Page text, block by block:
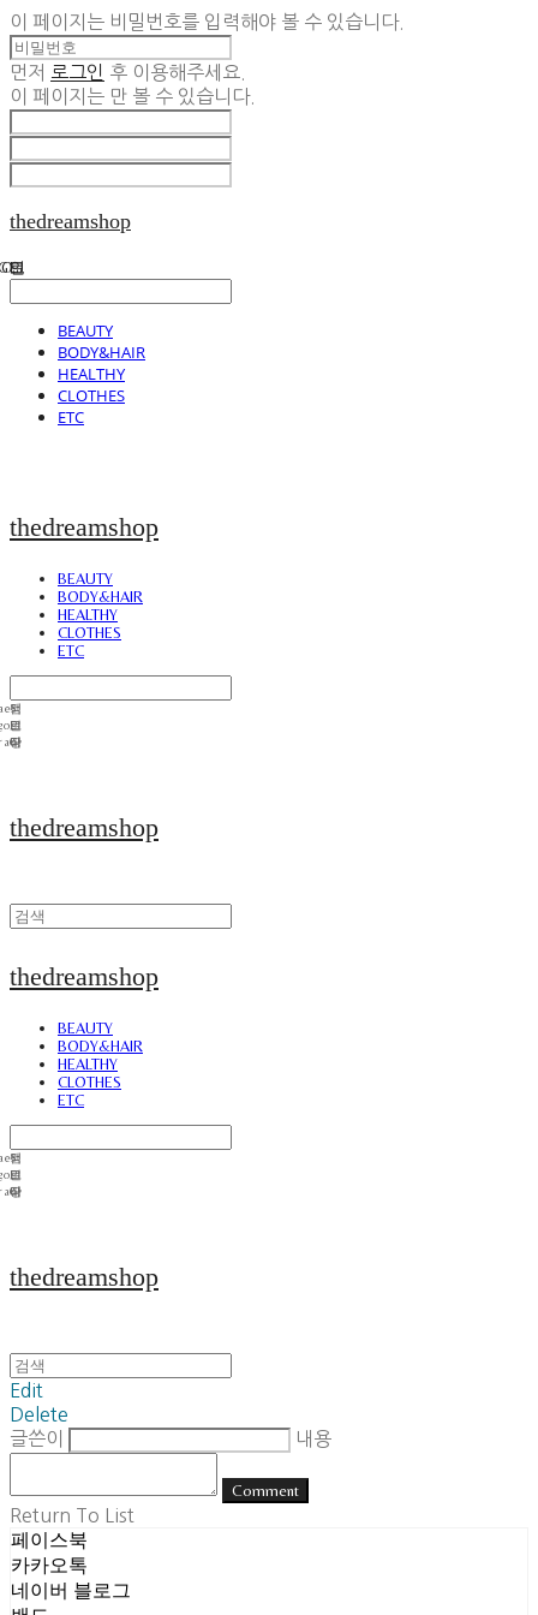
이 페이지는 비밀번호를 입력해야 볼 수 있습니다.
먼저 로그인 후 이용해주세요.
이 페이지는 만 볼 수 있습니다.
thedreamshop
BEAUTY
BODY&HAIR
HEALTHY
CLOTHES
ETC
thedreamshop
BEAUTY
BODY&HAIR
HEALTHY
CLOTHES
ETC
thedreamshop
thedreamshop
BEAUTY
BODY&HAIR
HEALTHY
CLOTHES
ETC
thedreamshop
Edit
Delete
글쓴이
내용
Comment
Return To List
페이스북
카카오톡
네이버 블로그